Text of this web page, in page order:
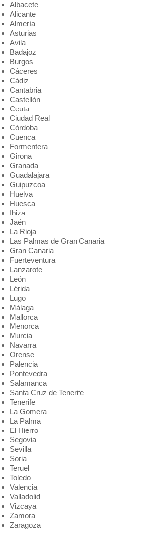
Albacete
Alicante
Almería
Asturias
Avila
Badajoz
Burgos
Cáceres
Cádiz
Cantabria
Castellón
Ceuta
Ciudad Real
Córdoba
Cuenca
Formentera
Girona
Granada
Guadalajara
Guipuzcoa
Huelva
Huesca
Ibiza
Jaén
La Rioja
Las Palmas de Gran Canaria
Gran Canaria
Fuerteventura
Lanzarote
León
Lérida
Lugo
Málaga
Mallorca
Menorca
Murcia
Navarra
Orense
Palencia
Pontevedra
Salamanca
Santa Cruz de Tenerife
Tenerife
La Gomera
La Palma
El Hierro
Segovia
Sevilla
Soria
Teruel
Toledo
Valencia
Valladolid
Vizcaya
Zamora
Zaragoza